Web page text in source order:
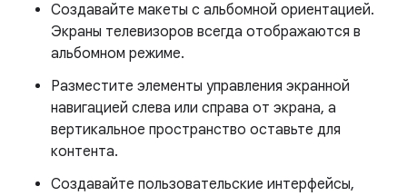
Создавайте макеты с альбомной ориентацией.
Экраны телевизоров всегда отображаются в
альбомном режиме.
Разместите элементы управления экранной
навигацией слева или справа от экрана, а
вертикальное пространство оставьте для
контента.
Создавайте пользовательские интерфейсы,